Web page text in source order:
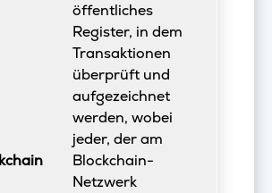
öffentliches
Register, in dem
Transaktionen
überprüft und
aufgezeichnet
werden, wobei
jeder, der am
Blockchain-
Netzwerk